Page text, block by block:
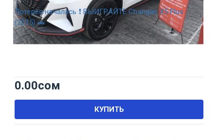
Лотерея началась ❗ ВЫИГРАЙТЕ Changan X5 Plus
(2025) 🚗
0.00сом
КУПИТЬ